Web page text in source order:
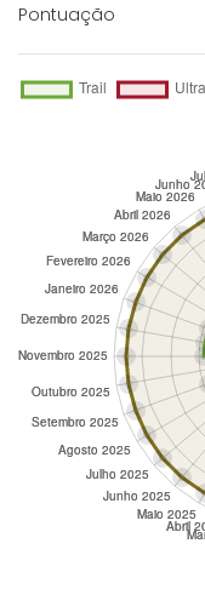
Pontuação